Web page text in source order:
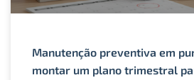
Manutenção preventiva em
montar um plano trimestral